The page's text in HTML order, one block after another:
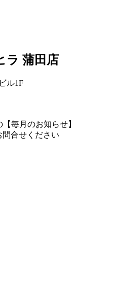
ラ 蒲田店
ル1F
毎月のお知らせ】
問合せください